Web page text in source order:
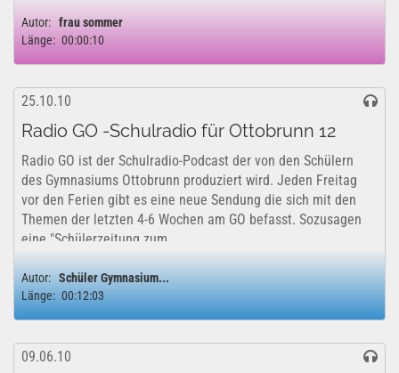
Autor: frau sommer
Länge: 00:00:10
25.10.10
Radio GO -Schulradio für Ottobrunn 12
Radio GO ist der Schulradio-Podcast der von den Schülern
des Gymnasiums Ottobrunn produziert wird. Jeden Freitag
vor den Ferien gibt es eine neue Sendung die sich mit den
Themen der letzten 4-6 Wochen am GO befasst. Sozusagen
eine "Schülerzeitung zum...
Autor: Schüler Gymnasium...
Länge: 00:12:03
09.06.10